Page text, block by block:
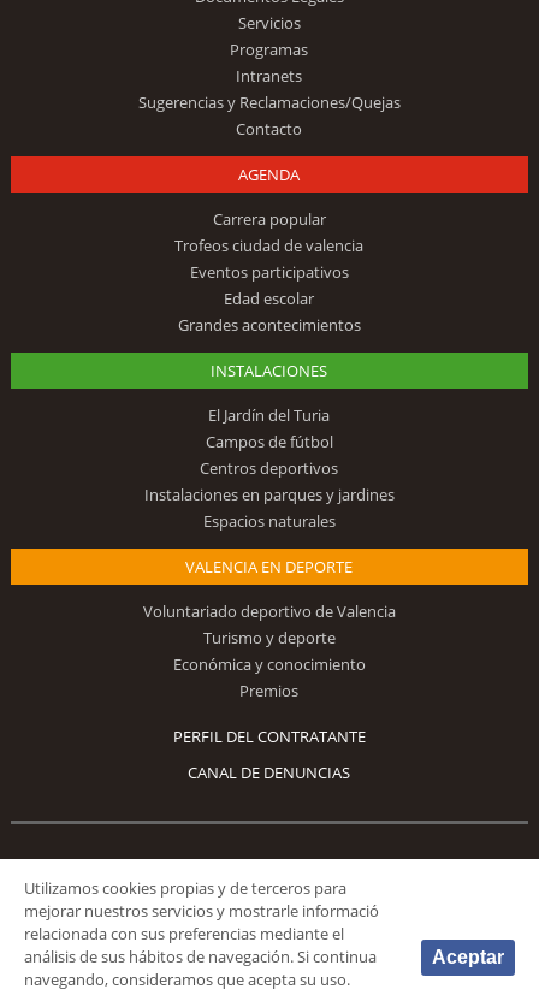
Servicios
Programas
Intranets
Sugerencias y Reclamaciones/Quejas
Contacto
AGENDA
Carrera popular
Trofeos ciudad de valencia
Eventos participativos
Edad escolar
Grandes acontecimientos
INSTALACIONES
El Jardín del Turia
Campos de fútbol
Centros deportivos
Instalaciones en parques y jardines
Espacios naturales
VALENCIA EN DEPORTE
Voluntariado deportivo de Valencia
Turismo y deporte
Económica y conocimiento
Premios
PERFIL DEL CONTRATANTE
CANAL DE DENUNCIAS
Síguenos
Utilizamos cookies propias y de terceros para
mejorar nuestros servicios y mostrarle informació
relacionada con sus preferencias mediante el
análisis de sus hábitos de navegación. Si continua
navegando, consideramos que acepta su uso.
Aceptar